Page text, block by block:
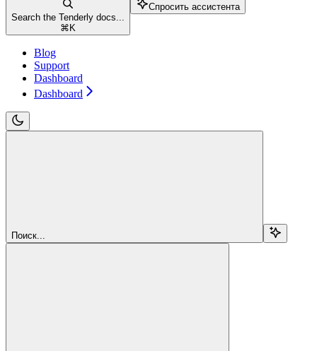
Search the Tenderly docs...
⌘ K
Спросить ассистента
Blog
Support
Dashboard
Dashboard
Поиск...